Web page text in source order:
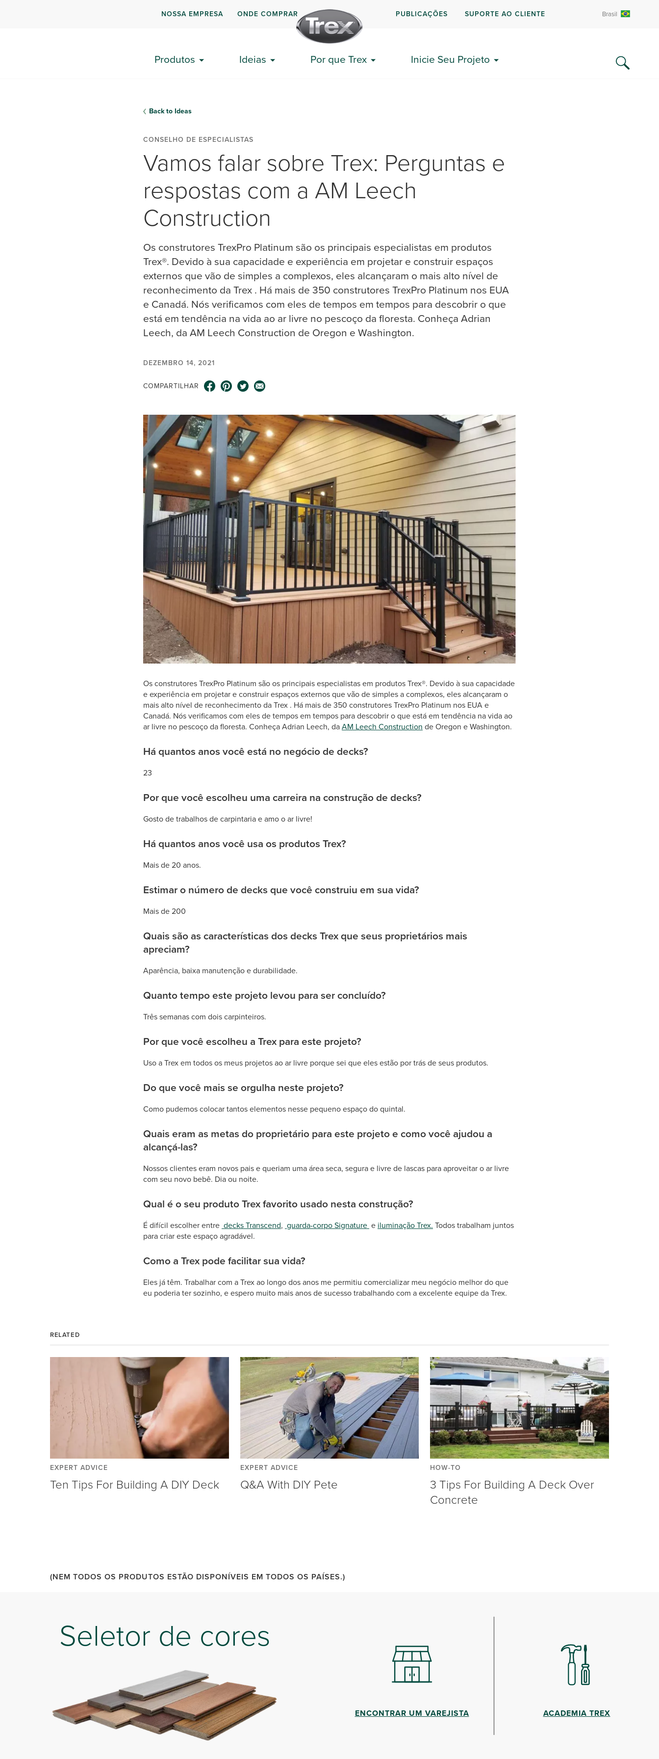
NOSSA EMPRESA ONDE COMPRAR PUBLICAÇÕES SUPORTE AO CLIENTE Brasil
Produtos Ideias Por que Trex Inicie Seu Projeto
Back to Ideas
CONSELHO DE ESPECIALISTAS
Vamos falar sobre Trex: Perguntas e
respostas com a AM Leech
Construction
Os construtores TrexPro Platinum são os principais especialistas em produtos
Trex®. Devido à sua capacidade e experiência em projetar e construir espaços
externos que vão de simples a complexos, eles alcançaram o mais alto nível de
reconhecimento da Trex . Há mais de 350 construtores TrexPro Platinum nos EUA
e Canadá. Nós verificamos com eles de tempos em tempos para descobrir o que
está em tendência na vida ao ar livre no pescoço da floresta. Conheça Adrian
Leech, da AM Leech Construction de Oregon e Washington.
DEZEMBRO 14, 2021
COMPARTILHAR
Os construtores TrexPro Platinum são os principais especialistas em produtos Trex®. Devido à sua capacidade
e experiência em projetar e construir espaços externos que vão de simples a complexos, eles alcançaram o
mais alto nível de reconhecimento da Trex . Há mais de 350 construtores TrexPro Platinum nos EUA e
Canadá. Nós verificamos com eles de tempos em tempos para descobrir o que está em tendência na vida ao
ar livre no pescoço da floresta. Conheça Adrian Leech, daAM Leech Construction de Oregon e Washington.
Há quantos anos você está no negócio de decks?
23
Por que você escolheu uma carreira na construção de decks?
Gosto de trabalhos de carpintaria e amo o ar livre!
Há quantos anos você usa os produtos Trex?
Mais de 20 anos.
Estimar o número de decks que você construiu em sua vida?
Mais de 200
Quais são as características dos decks Trex que seus proprietários mais
apreciam?
Aparência, baixa manutenção e durabilidade.
Quanto tempo este projeto levou para ser concluído?
Três semanas com dois carpinteiros.
Por que você escolheu a Trex para este projeto?
Uso a Trex em todos os meus projetos ao ar livre porque sei que eles estão por trás de seus produtos.
Do que você mais se orgulha neste projeto?
Como pudemos colocar tantos elementos nesse pequeno espaço do quintal.
Quais eram as metas do proprietário para este projeto e como você ajudou a
alcançá-las?
Nossos clientes eram novos pais e queriam uma área seca, segura e livre de lascas para aproveitar o ar livre
com seu novo bebê. Dia ou noite.
Qual é o seu produto Trex favorito usado nesta construção?
É difícil escolher entre decks Transcend, guarda-corpo Signature e iluminação Trex. Todos trabalham juntos
para criar este espaço agradável.
Como a Trex pode facilitar sua vida?
Eles já têm. Trabalhar com a Trex ao longo dos anos me permitiu comercializar meu negócio melhor do que
eu poderia ter sozinho, e espero muito mais anos de sucesso trabalhando com a excelente equipe da Trex.
RELATED
EXPERT ADVICE
Ten Tips For Building A DIY Deck
EXPERT ADVICE
Q&A With DIY Pete
HOW-TO
3 Tips For Building A Deck Over
Concrete
(NEM TODOS OS PRODUTOS ESTÃO DISPONÍVEIS EM TODOS OS PAÍSES.)
Seletor de cores
ENCONTRAR UM VAREJISTA ACADEMIA TREX